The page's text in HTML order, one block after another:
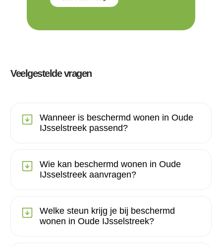
Veelgestelde vragen
Wanneer is beschermd wonen in Oude
IJsselstreek passend?
Wie kan beschermd wonen in Oude
IJsselstreek aanvragen?
Welke steun krijg je bij beschermd
wonen in Oude IJsselstreek?